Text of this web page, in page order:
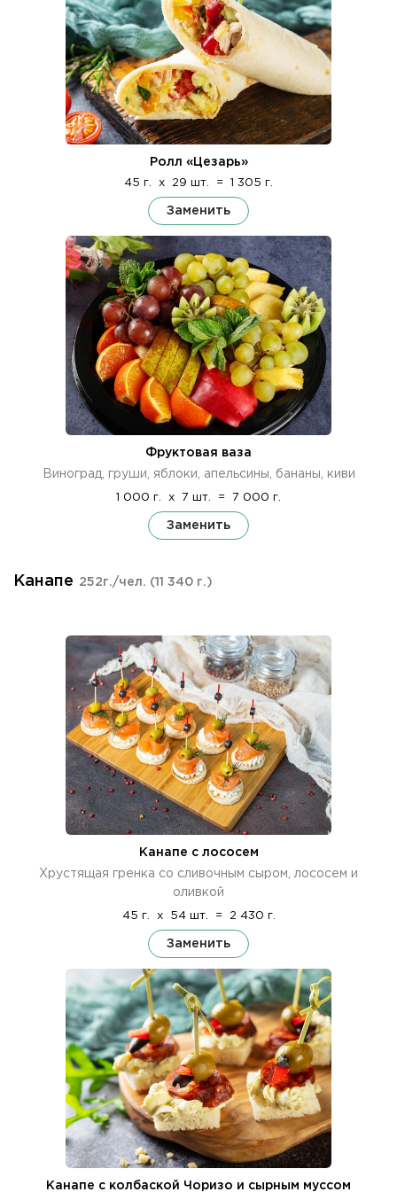
Ролл «Цезарь»
45 г. x 29 шт. = 1 305 г.
Заменить
Фруктовая ваза
Виноград, груши, яблоки, апельсины, бананы, киви
1 000 г. x 7 шт. = 7 000 г.
Заменить
Канапе 252г./чел. (11 340 г.)
Канапе с лососем
Хрустящая гренка со сливочным сыром, лососем и
оливкой
45 г. x 54 шт. = 2 430 г.
Заменить
Канапе с колбаской Чоризо и сырным муссом